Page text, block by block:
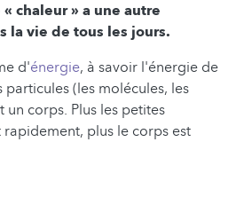
chaleur » a une autre
la vie de tous les jours.
d'énergie, à savoir l'énergie de
(les molécules, les
corps. Plus les petites
plus le corps est